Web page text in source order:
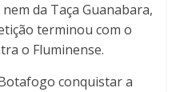
da Taça Guanabara,
terminou com o
o Fluminense.
conquistar a